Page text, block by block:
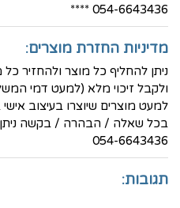
054-6643436 ****
מדיניות החזרת מוצרים:
ולקבל זיכוי מלא (למעט דמי
למעט מוצרים שיוצרו בעיצוב אישי
בכל שאלה / הבהרה / בקשה ניתן
054-6643436
תגובות: